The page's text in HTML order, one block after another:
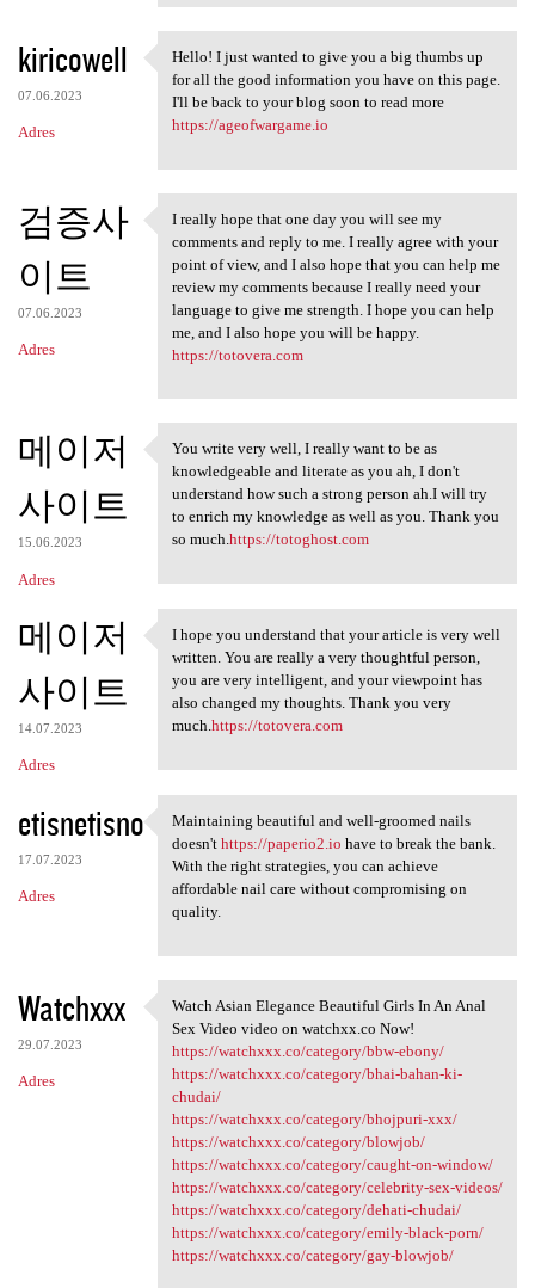
kiricowell
07.06.2023
Adres
Hello! I just wanted to give
Hello! I just wanted to give you a big thumbs up
for all the good information you have on this page.
I'll be back to your blog soon to read more
https://ageofwargame.io
검증사
이트
07.06.2023
Adres
I really hope that one day
I really hope that one day you will see my
comments and reply to me. I really agree with your
point of view, and I also hope that you can help me
review my comments because I really need your
language to give me strength. I hope you can help
me, and I also hope you will be happy.
https://totovera.com
메이저
사이트
15.06.2023
Adres
You write very well, I really
You write very well, I really want to be as
knowledgeable and literate as you ah, I don't
understand how such a strong person ah.I will try
to enrich my knowledge as well as you. Thank you
so much.https://totoghost.com
메이저
사이트
14.07.2023
Adres
I hope you understand that
I hope you understand that your article is very well
written. You are really a very thoughtful person,
you are very intelligent, and your viewpoint has
also changed my thoughts. Thank you very
much.https://totovera.com
etisnetisno
17.07.2023
Adres
Maintaining beautiful and
Maintaining beautiful and well-groomed nails
doesn't https://paperio2.io have to break the bank.
With the right strategies, you can achieve
affordable nail care without compromising on
quality.
Watchxxx
29.07.2023
Adres
Watch Asian Elegance
Watch Asian Elegance Beautiful Girls In An Anal
Sex Video video on watchxx.co Now!
https://watchxxx.co/category/bbw-ebony/
https://watchxxx.co/category/bhai-bahan-ki-
chudai/
https://watchxxx.co/category/bhojpuri-xxx/
https://watchxxx.co/category/blowjob/
https://watchxxx.co/category/caught-on-window/
https://watchxxx.co/category/celebrity-sex-videos/
https://watchxxx.co/category/dehati-chudai/
https://watchxxx.co/category/emily-black-porn/
https://watchxxx.co/category/gay-blowjob/